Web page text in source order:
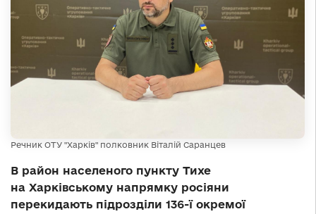
Речник ОТУ "Харків" полковник Віталій Саранцев
В район населеного пункту Тихе
на Харківському напрямку росіяни
перекидають підрозділи 136-ї окремої